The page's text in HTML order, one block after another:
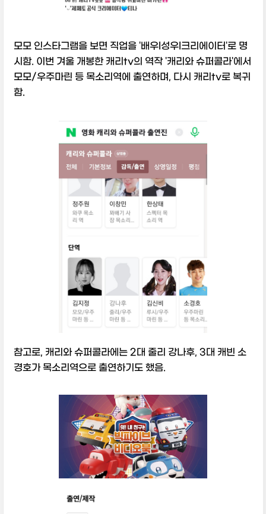
모모 인스타그램을 보면 직업을 '배우l성우l크리에이터'로 명
시함. 이번 겨울 개봉한 캐리tv의 역작 '캐리와 슈퍼콜라'에서
모모/우주마린 등 목소리역에 출연하며, 다시 캐리tv로 복귀
함.
참고로, 캐리와 슈퍼콜라에는 2대 줄리 강나후, 3대 캐빈 소
경호가 목소리역으로 출연하기도 했음.